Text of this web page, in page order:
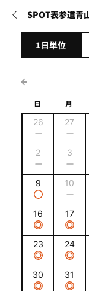
1日単位
日 月
26
27
2 3
9 10
16 17
23 24
30 31
SPOT表参道青